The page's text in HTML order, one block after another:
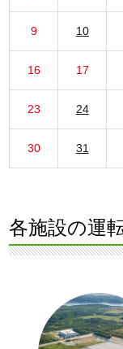
9 10
16 17
23 24
30 31
各施設の運